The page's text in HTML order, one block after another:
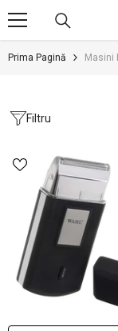
Prima Pagină Masini
Filtru